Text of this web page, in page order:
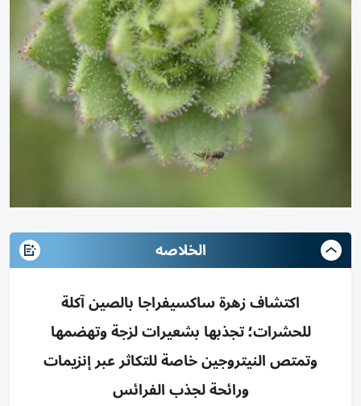
الخلاصه
اكتشاف زهرة ساكسيفراجا بالصين آكلة
للحشرات؛ تجذبها بشعيرات لزجة وتهضمها
وتمتص النيتروجين خاصة للتكاثر عبر إنزيمات
ورائحة لجذب الفرائس